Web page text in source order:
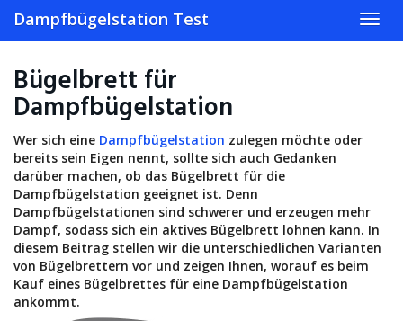
Dampfbügelstation Test
Bügelbrett für
Dampfbügelstation
Wer sich eine Dampfbügelstation zulegen möchte oder
bereits sein Eigen nennt, sollte sich auch Gedanken
darüber machen, ob das Bügelbrett für die
Dampfbügelstation geeignet ist. Denn
Dampfbügelstationen sind schwerer und erzeugen mehr
Dampf, sodass sich ein aktives Bügelbrett lohnen kann. In
diesem Beitrag stellen wir die unterschiedlichen Varianten
von Bügelbrettern vor und zeigen Ihnen, worauf es beim
Kauf eines Bügelbrettes für eine Dampfbügelstation
ankommt.